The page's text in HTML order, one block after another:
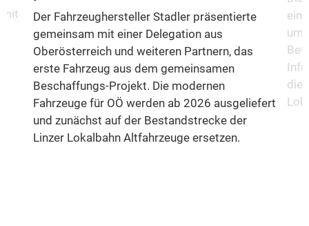
Der Fahrzeughersteller Stadler präsentierte
gemeinsam mit einer Delegation aus
Oberösterreich und weiteren Partnern, das
erste Fahrzeug aus dem gemeinsamen
Beschaffungs-Projekt. Die modernen
Fahrzeuge für OÖ werden ab 2026 ausgeliefert
und zunächst auf der Bestandstrecke der
Linzer Lokalbahn Altfahrzeuge ersetzen.
um
die